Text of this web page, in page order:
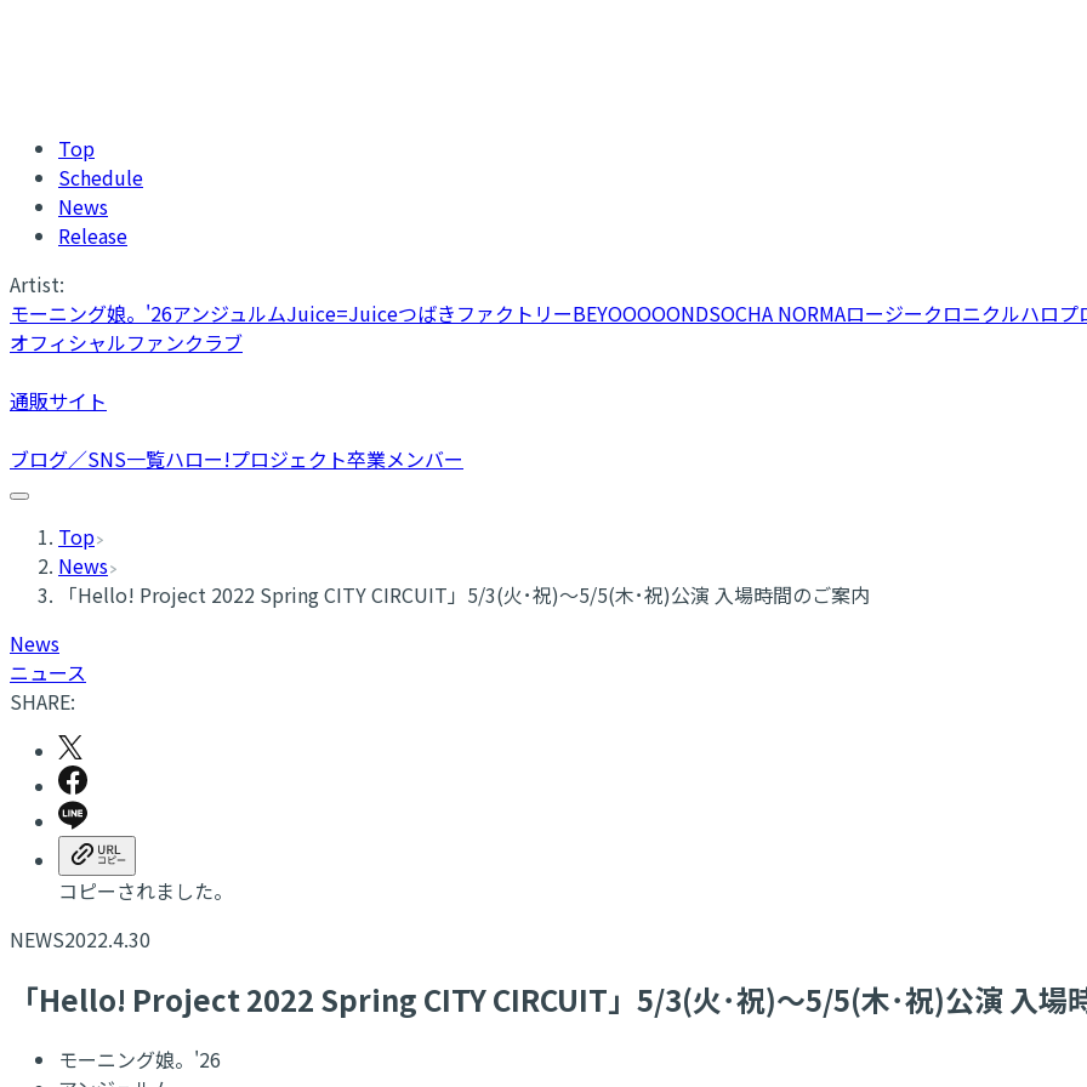
Top
Schedule
News
Release
Artist:
モーニング娘。'26アンジュルムJuice=JuiceつばきファクトリーBEYOOOOONDSOCHA NORMAロージークロニクルハロプ
オフィシャルファンクラブ
通販サイト
ブログ／SNS一覧ハロー!プロジェクト卒業メンバー
Top
News
「Hello! Project 2022 Spring CITY CIRCUIT」5/3(火･祝)～5/5(木･祝)公演 入場時間のご案内
News
ニュース
SHARE:
コピーされました。
NEWS2022.4.30
「Hello! Project 2022 Spring CITY CIRCUIT」5/3(火･祝)～5/5(木･祝)公演 入場
モーニング娘。'26